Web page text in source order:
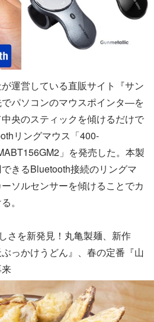
運営している直販サイト『サン
パソコンのマウスポインタ―を
央のスティックを傾けるだけで
リングマウス「400-
」を発売した。本製
きるBluetooth接続のリングマ
ソルセンサーを傾けることでカ
。
さを新発見！丸亀製麺、新作
っかけうどん』、春の定番『山